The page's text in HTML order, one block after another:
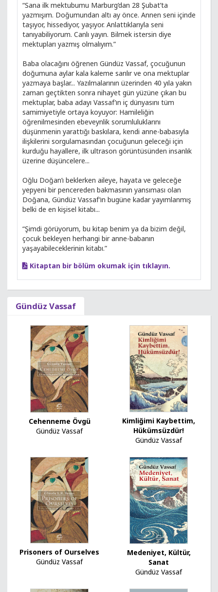
“Sana ilk mektubumu Marburg’dan 28 Şubat’ta
yazmışım. Doğumundan altı ay önce. Annen seni içinde
taşıyor, hissediyor, yaşıyor. Anlattıklarıyla seni
tanıyabiliyorum. Canlı yayın. Bilmek istersin diye
mektupları yazmış olmalıyım.”
Baba olacağını öğrenen Gündüz Vassaf, çocuğunun
doğumuna aylar kala kaleme sarılır ve ona mektuplar
yazmaya başlar... Yazılmalarının üzerinden 40 yıla yakın
zaman geçtikten sonra nihayet gün yüzüne çıkan bu
mektuplar, baba adayı Vassaf’ın iç dünyasını tüm
samimiyetiyle ortaya koyuyor: Hamileliğin
öğrenilmesinden ebeveynlik sorumluluklarını
düşünmenin yarattığı baskılara, kendi anne-babasıyla
ilişkilerini sorgulamasından çocuğunun geleceği için
kurduğu hayallere, ilk ultrason görüntüsünden insanlık
üzerine düşüncelere...
Oğlu Doğan’ı beklerken aileye, hayata ve geleceğe
yepyeni bir pencereden bakmasının yansıması olan
Doğana, Gündüz Vassaf’ın bugüne kadar yayımlanmış
belki de en kişisel kitabı...
“Şimdi görüyorum, bu kitap benim ya da bizim değil,
çocuk bekleyen herhangi bir anne-babanın
yaşayabileceklerinin kitabı.”
Kitaptan bir bölüm okumak için tıklayın.
Gündüz Vassaf
Cehenneme Övgü
Gündüz Vassaf
Kimliğimi Kaybettim,
Hükümsüzdür!
Gündüz Vassaf
Prisoners of Ourselves
Gündüz Vassaf
Medeniyet, Kültür,
Sanat
Gündüz Vassaf